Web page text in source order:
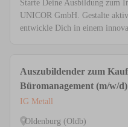
Starte Deine Ausbildung zum
UNICOR GmbH. Gestalte
entwickle Dich in einem
Auszubildender zum
Büromanagement (m/w/d)
IG Metall
Oldenburg (Oldb)